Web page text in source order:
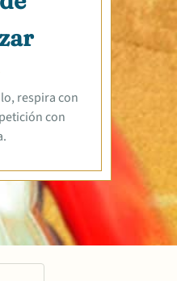
respira con
con